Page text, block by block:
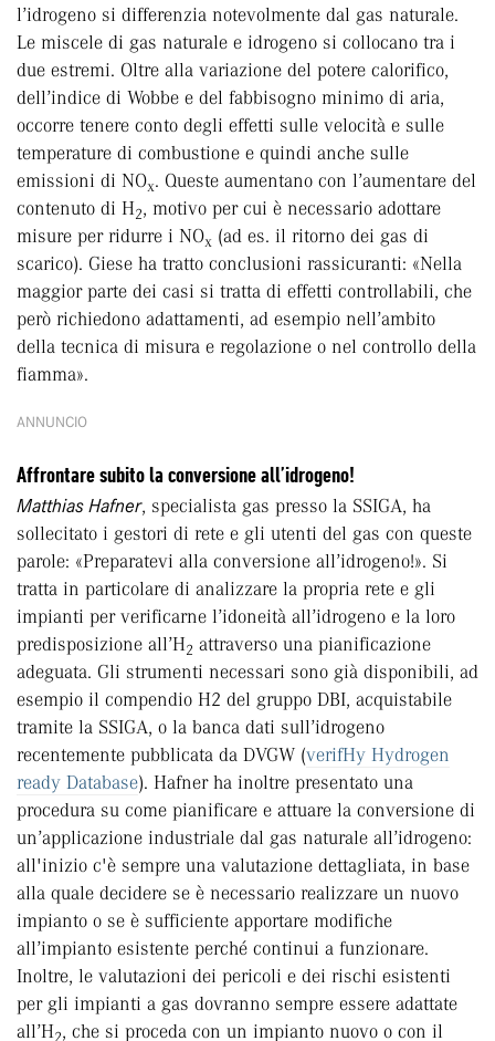
l’idrogeno si differenzia notevolmente dal gas naturale.
Le miscele di gas naturale e idrogeno si collocano tra i
due estremi. Oltre alla variazione del potere calorifico,
dell’indice di Wobbe e del fabbisogno minimo di aria,
occorre tenere conto degli effetti sulle velocità e sulle
temperature di combustione e quindi anche sulle
emissioni di NOx. Queste aumentano con l’aumentare del
contenuto di H2, motivo per cui è necessario adottare
misure per ridurre i NOx (ad es. il ritorno dei gas di
scarico). Giese ha tratto conclusioni rassicuranti: «Nella
maggior parte dei casi si tratta di effetti controllabili, che
però richiedono adattamenti, ad esempio nell’ambito
della tecnica di misura e regolazione o nel controllo della
fiamma».
ANNUNCIO
Affrontare subito la conversione all’idrogeno!
Matthias Hafner, specialista gas presso la SSIGA, ha
sollecitato i gestori di rete e gli utenti del gas con queste
parole: «Preparatevi alla conversione all’idrogeno!». Si
tratta in particolare di analizzare la propria rete e gli
impianti per verificarne l’idoneità all’idrogeno e la loro
predisposizione all’H2 attraverso una pianificazione
adeguata. Gli strumenti necessari sono già disponibili, ad
esempio il compendio H2 del gruppo DBI, acquistabile
tramite la SSIGA, o la banca dati sull’idrogeno
recentemente pubblicata da DVGW (verifHy Hydrogen
ready Database). Hafner ha inoltre presentato una
procedura su come pianificare e attuare la conversione di
un’applicazione industriale dal gas naturale all’idrogeno:
all'inizio c'è sempre una valutazione dettagliata, in base
alla quale decidere se è necessario realizzare un nuovo
impianto o se è sufficiente apportare modifiche
all’impianto esistente perché continui a funzionare.
Inoltre, le valutazioni dei pericoli e dei rischi esistenti
per gli impianti a gas dovranno sempre essere adattate
all’H2, che si proceda con un impianto nuovo o con il